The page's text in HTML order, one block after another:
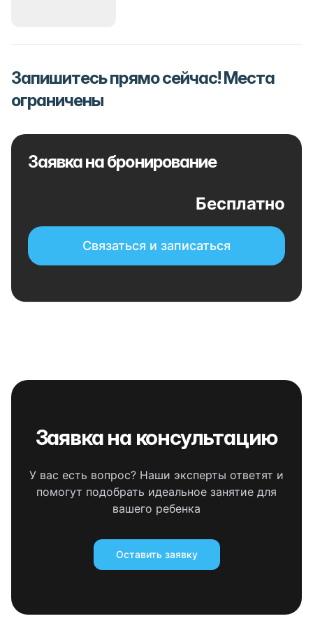
Запишитесь прямо сейчас! Места
ограничены
Заявка на бронирование
Бесплатно
Связаться и записаться
Заявка на консультацию
У вас есть вопрос? Наши эксперты ответят и
помогут подобрать идеальное занятие для
вашего ребенка
Оставить заявку